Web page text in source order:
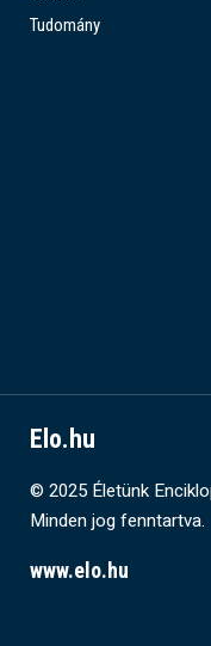
Tudomány
Elo.hu
© 2025 Életünk
Minden jog fenntartva.
www.elo.hu